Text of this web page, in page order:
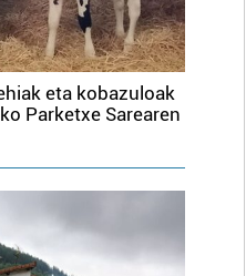
eta kobazuloak
Parketxe Sarearen